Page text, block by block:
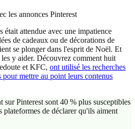
les annonces Pinterest
était attendue avec une impatience
de cadeaux ou de décorations de
se plonger dans l'esprit de Noël. Et
y aider. Découvrez comment huit
et KFC, ont utilisé les recherches
mettre au point leurs contenus
sur Pinterest sont 40 % plus susceptibles
plateformes de déclarer qu'ils aiment